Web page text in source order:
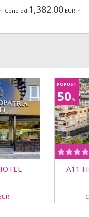
- Cene od 1,382.00 EUR -
POPUST
50%
A11